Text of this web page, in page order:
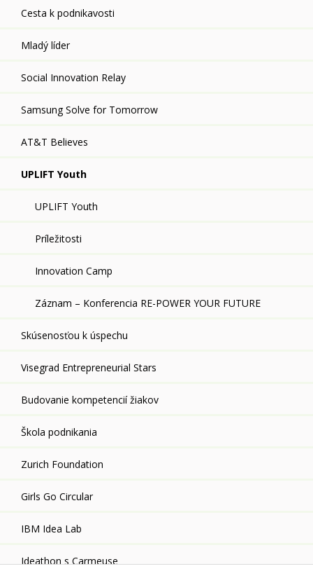
Cesta k podnikavosti
Mladý líder
Social Innovation Relay
Samsung Solve for Tomorrow
AT&T Believes
UPLIFT Youth
UPLIFT Youth
Príležitosti
Innovation Camp
Záznam – Konferencia RE-POWER YOUR FUTURE
Skúsenosťou k úspechu
Visegrad Entrepreneurial Stars
Budovanie kompetencií žiakov
Škola podnikania
Zurich Foundation
Girls Go Circular
IBM Idea Lab
Ideathon s Carmeuse